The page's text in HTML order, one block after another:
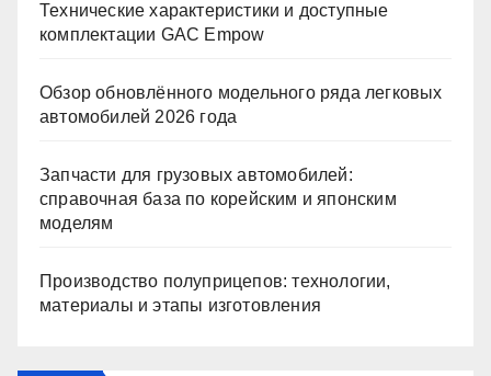
Технические характеристики и доступные
комплектации GAC Empow
Обзор обновлённого модельного ряда легковых
автомобилей 2026 года
Запчасти для грузовых автомобилей:
справочная база по корейским и японским
моделям
Производство полуприцепов: технологии,
материалы и этапы изготовления